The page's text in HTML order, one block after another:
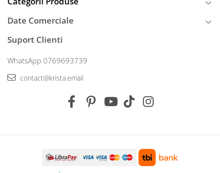
Date Comerciale
Suport Clienti
WhatsApp 0769693739
contact@krista.email